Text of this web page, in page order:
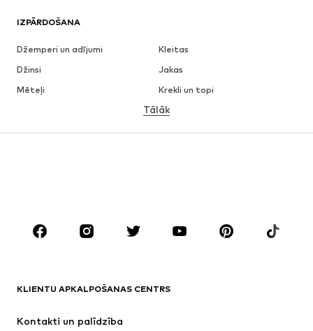
IZPĀRDOŠANA
Džemperi un adījumi
Kleitas
Džinsi
Jakas
Mēteļi
Krekli un topi
Apakšveļa
Aksesuāri
Premium
Jaunumi
Šobrīd populāri
Tālāk
KLIENTU APKALPOŠANAS CENTRS
Kontakti un palīdzība